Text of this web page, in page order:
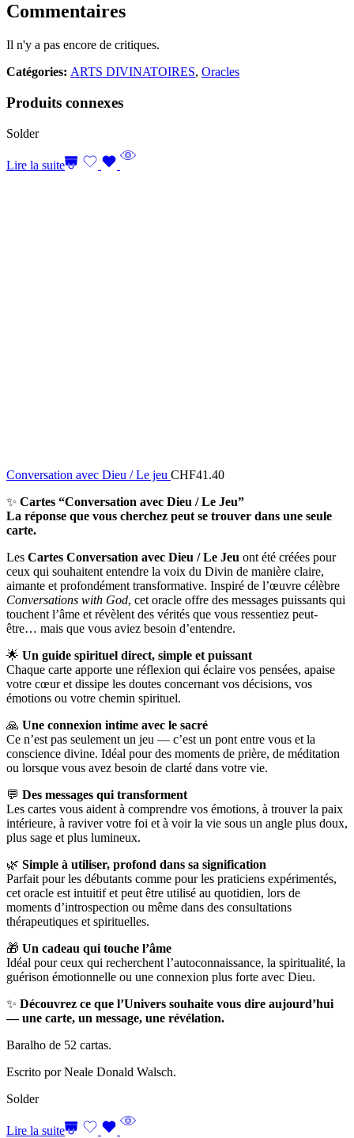
Commentaires
Il n'y a pas encore de critiques.
Catégories: ARTS DIVINATOIRES, Oracles
Produits connexes
Solder
Lire la suite
Conversation avec Dieu / Le jeu CHF41.40
✨ Cartes “Conversation avec Dieu / Le Jeu”
La réponse que vous cherchez peut se trouver dans une seule
carte.
Les Cartes Conversation avec Dieu / Le Jeu ont été créées pour
ceux qui souhaitent entendre la voix du Divin de manière claire,
aimante et profondément transformative. Inspiré de l’œuvre célèbre
Conversations with God, cet oracle offre des messages puissants qui
touchent l’âme et révèlent des vérités que vous ressentiez peut-
être… mais que vous aviez besoin d’entendre.
🌟 Un guide spirituel direct, simple et puissant
Chaque carte apporte une réflexion qui éclaire vos pensées, apaise
votre cœur et dissipe les doutes concernant vos décisions, vos
émotions ou votre chemin spirituel.
🙏 Une connexion intime avec le sacré
Ce n’est pas seulement un jeu — c’est un pont entre vous et la
conscience divine. Idéal pour des moments de prière, de méditation
ou lorsque vous avez besoin de clarté dans votre vie.
💬 Des messages qui transforment
Les cartes vous aident à comprendre vos émotions, à trouver la paix
intérieure, à raviver votre foi et à voir la vie sous un angle plus doux,
plus sage et plus lumineux.
🌿 Simple à utiliser, profond dans sa signification
Parfait pour les débutants comme pour les praticiens expérimentés,
cet oracle est intuitif et peut être utilisé au quotidien, lors de
moments d’introspection ou même dans des consultations
thérapeutiques et spirituelles.
🎁 Un cadeau qui touche l’âme
Idéal pour ceux qui recherchent l’autoconnaissance, la spiritualité, la
guérison émotionnelle ou une connexion plus forte avec Dieu.
✨ Découvrez ce que l’Univers souhaite vous dire aujourd’hui
— une carte, un message, une révélation.
Baralho de 52 cartas.
Escrito por Neale Donald Walsch.
Solder
Lire la suite